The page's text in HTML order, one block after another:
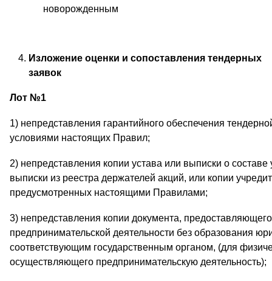
новорожденным
Изложение оценки и сопоставления тендерных
заявок
Лот №1
1) непредставления гарантийного обеспечения
условиями настоящих Правил;
2) непредставления копии устава или выписки о составе
выписки из реестра держателей акций, или копии
предусмотренных настоящими Правилами;
3) непредставления копии документа,
предпринимательской деятельности без образования
соответствующим государственным органом, (для
осуществляющего предпринимательскую деятельность);